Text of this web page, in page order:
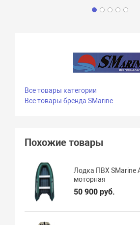
Все товары категории
Все товары бренда SMarine
Похожие товары
Лодка ПВХ SMarine
моторная
50 900 руб.